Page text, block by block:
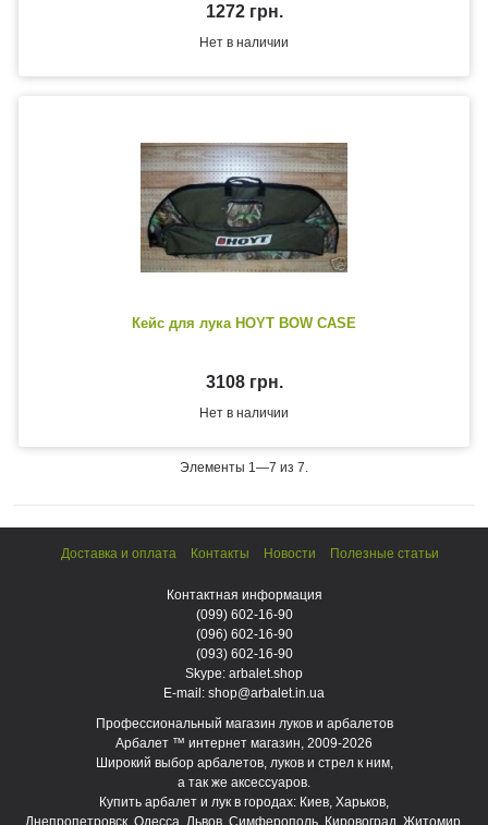
1272 грн.
Нет в наличии
Кейс для лука HOYT BOW CASE
3108 грн.
Нет в наличии
Элементы 1—7 из 7.
Профессиональный магазин луков и арбалетов
Арбалет ™ интернет магазин, 2009-2026
Широкий выбор арбалетов, луков и стрел к ним,
а так же аксессуаров.
Купить арбалет и лук в городах: Киев, Харьков,
Днепропетровск, Одесса, Львов, Симферополь, Кировоград, Житомир,
Доставка и оплата Контакты Новости Полезные статьи
Контактная информация
(099) 602-16-90
(096) 602-16-90
(093) 602-16-90
Skype: arbalet.shop
E-mail: shop@arbalet.in.ua